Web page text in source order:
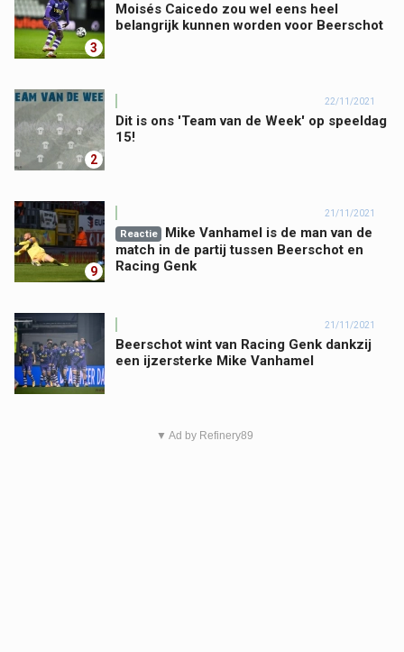
3
Moisés Caicedo zou wel eens heel
belangrijk kunnen worden voor Beerschot
2
22/11/2021
Dit is ons 'Team van de Week' op speeldag
15!
9
21/11/2021
Reactie
Mike Vanhamel is de man van de
match in de partij tussen Beerschot en
Racing Genk
21/11/2021
Beerschot wint van Racing Genk dankzij
een ijzersterke Mike Vanhamel
▼ Ad by Refinery89